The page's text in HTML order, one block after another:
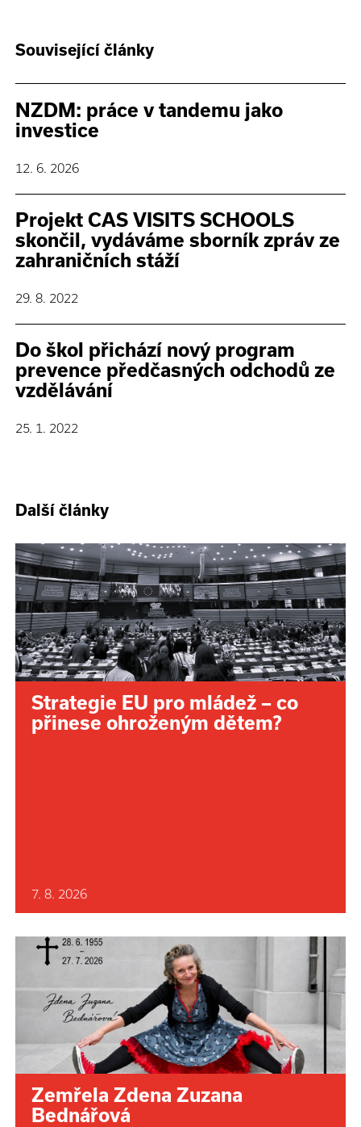
Související články
NZDM: práce v tandemu jako
investice
12. 6. 2026
Projekt CAS VISITS SCHOOLS
skončil, vydáváme sborník zpráv ze
zahraničních stáží
29. 8. 2022
Do škol přichází nový program
prevence předčasných odchodů ze
vzdělávání
25. 1. 2022
Další články
Strategie EU pro mládež – co
přinese ohroženým dětem?
7. 8. 2026
Zemřela Zdena Zuzana
Bednářová